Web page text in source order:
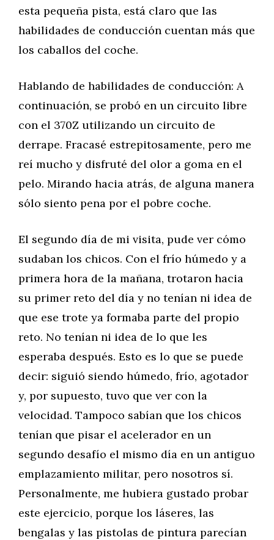
esta pequeña pista, está claro que las
habilidades de conducción cuentan más que
los caballos del coche.
Hablando de habilidades de conducción: A
continuación, se probó en un circuito libre
con el 370Z utilizando un circuito de
derrape. Fracasé estrepitosamente, pero me
reí mucho y disfruté del olor a goma en el
pelo. Mirando hacia atrás, de alguna manera
sólo siento pena por el pobre coche.
El segundo día de mi visita, pude ver cómo
sudaban los chicos. Con el frío húmedo y a
primera hora de la mañana, trotaron hacia
su primer reto del día y no tenían ni idea de
que ese trote ya formaba parte del propio
reto. No tenían ni idea de lo que les
esperaba después. Esto es lo que se puede
decir: siguió siendo húmedo, frío, agotador
y, por supuesto, tuvo que ver con la
velocidad. Tampoco sabían que los chicos
tenían que pisar el acelerador en un
segundo desafío el mismo día en un antiguo
emplazamiento militar, pero nosotros sí.
Personalmente, me hubiera gustado probar
este ejercicio, porque los láseres, las
bengalas y las pistolas de pintura parecían